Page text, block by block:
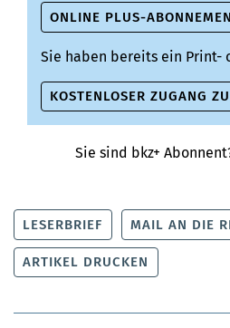
ONLINE PLUS-
Sie haben bereits ein Print-
KOSTENLOSER ZUGANG
Sie sind bkz+
LESERBRIEF MAIL AN DIE
ARTIKEL DRUCKEN